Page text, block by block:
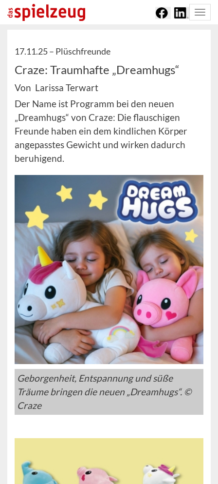
17.11.25 – Plüschfreunde
Craze: Traumhafte „Dreamhugs“
Von Larissa Terwart
Der Name ist Programm bei den neuen
„Dreamhugs“ von Craze: Die flauschigen
Freunde haben ein dem kindlichen Körper
angepasstes Gewicht und wirken dadurch
beruhigend.
Geborgenheit, Entspannung und süße
Träume bringen die neuen „Dreamhugs“. ©
Craze